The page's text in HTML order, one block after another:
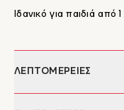
Ιδανικό για παιδιά από
ΛΕΠΤΟΜΕΡΕΙΕΣ